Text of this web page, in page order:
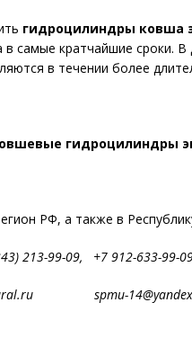
гидроцилиндры ковша
самые кратчайшие сроки. В
в течении более
гидроцилиндры
РФ, а также в
99-09, +7 912-633-99-
spmu-